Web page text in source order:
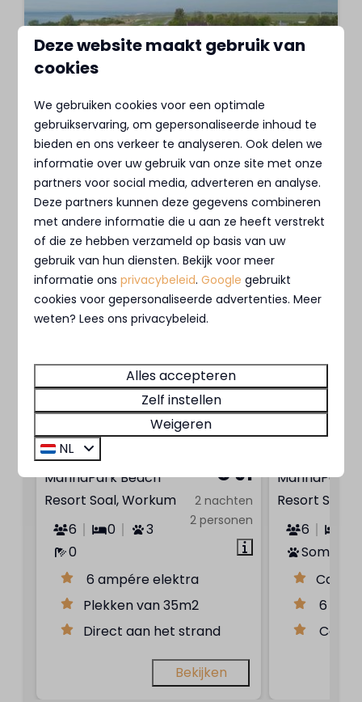
MarinaPark Beach Resort Soal heeft een
prachtige ligging aan het strand van het
IJsselmeer en biedt kampeerplaatsen,
vakantievilla's en appartementen.
Meer informatie
€ 91
2 nachten
2 personen
Het Surfveld (35m²)
MarinaPark Beach
Resort Soal, Workum
6
0
3
0
6 ampére elektra
Plekken van 35m2
Direct aan het strand
Bekijken
MarinaPark
Resort Soal,
6
Sommige
Ca.
6
Deze website maakt gebruik van
cookies
We gebruiken cookies voor een optimale
gebruikservaring, om gepersonaliseerde inhoud te
bieden en ons verkeer te analyseren. Ook delen we
informatie over uw gebruik van onze site met onze
partners voor social media, adverteren en analyse.
Deze partners kunnen deze gegevens combineren
met andere informatie die u aan ze heeft verstrekt
of die ze hebben verzameld op basis van uw
gebruik van hun diensten. Bekijk voor meer
informatie onsprivacybeleid.Google gebruikt
cookies voor gepersonaliseerde advertenties. Meer
weten? Lees ons privacybeleid.
Alles accepteren
Zelf instellen
Weigeren
NL